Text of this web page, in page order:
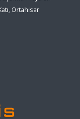
Ortahisar